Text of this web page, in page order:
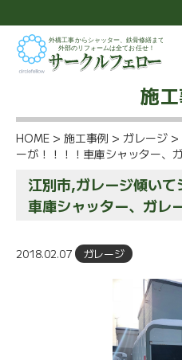
施
HOME > 施工事例 > ガレージ >
ーが！！！！車庫シャッター、
江別市,ガレージ傾いて
車庫シャッター、ガレ
2018.02.07 ガレージ